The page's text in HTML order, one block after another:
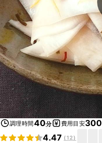
調理時間40分 費用目安300
4.47 (12)